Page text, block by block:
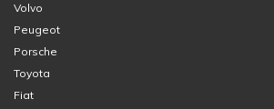
Volvo
Peugeot
Porsche
Toyota
Fiat